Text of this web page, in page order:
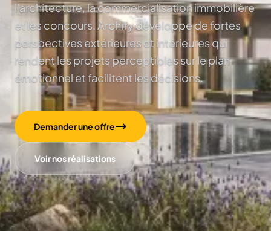
l'architecture, la commercialisation immobilière
et les concours. Archify développe de fortes
perspectives extérieures et intérieures qui
rendent les projets perceptibles sur le plan
émotionnel et facilitent les décisions.
Demander une offre
Voir nos réalisations